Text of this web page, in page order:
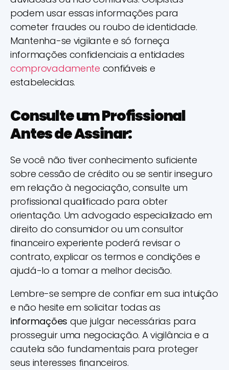
podem usar essas informações para
cometer fraudes ou roubo de identidade.
Mantenha-se vigilante e só forneça
informações confidenciais a entidades
comprovadamente confiáveis e
estabelecidas.
Consulte um Profissional
Antes de Assinar:
Se você não tiver conhecimento suficiente
sobre cessão de crédito ou se sentir inseguro
em relação à negociação, consulte um
profissional qualificado para obter
orientação. Um advogado especializado em
direito do consumidor ou um consultor
financeiro experiente poderá revisar o
contrato, explicar os termos e condições e
ajudá-lo a tomar a melhor decisão.
Lembre-se sempre de confiar em sua intuição
e não hesite em solicitar todas as
informações que julgar necessárias para
prosseguir uma negociação. A vigilância e a
cautela são fundamentais para proteger
seus interesses financeiros.